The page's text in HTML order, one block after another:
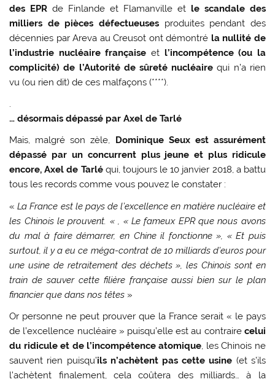
des EPRde Finlande et Flamanville et le scandale des
milliers de pièces défectueuses produites pendant des
décennies par Areva au Creusot ont démontré la nullité de
l’industrie nucléaire française et l’incompétence (ou la
complicité) de l’Autorité de sûreté nucléaire qui n’a rien
vu (ou rien dit) de ces malfaçons (****).
.
… désormais dépassé par Axel de Tarlé
Mais, malgré son zèle, Dominique Seux est assurément
dépassé par un concurrent plus jeune et plus ridicule
encore, Axel de Tarléqui, toujours le 10 janvier 2018, a battu
tous les records comme vous pouvez le constater :
«La France est le pays de l’excellence en matière nucléaire et
les Chinois le prouvent. « , « Le fameux EPR que nous avons
du mal à faire démarrer, en Chine il fonctionne », « Et puis
surtout, il y a eu ce méga-contrat de 10 milliards d’euros pour
une usine de retraitement des déchets », les Chinois sont en
train de sauver cette filière française aussi bien sur le plan
financier que dans nos têtes »
Or personne ne peut prouver que la France serait « le pays
de l’excellence nucléaire » puisqu’elle est au contrairecelui
du ridicule et de l’incompétence atomique, les Chinois ne
sauvent rien puisqu’ils n’achètent pas cette usine (et s’ils
l’achètent finalement, cela coûtera des milliards… à la